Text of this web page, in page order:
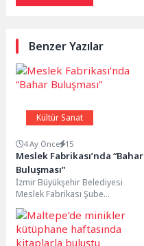
Benzer Yazılar
Kültür Sanat
4 Ay Önce 15
Meslek Fabrikası’nda “Bahar
Buluşması”
İzmir Büyükşehir Belediyesi
Meslek Fabrikası Şube
Müdürlüğü; kursiyerleri, mezunları
ve iş dünyasını “Bahar Buluşması”
etkinliğinde...